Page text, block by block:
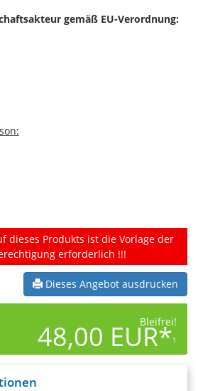
gemäß EU-Verordnung:
dieses Produkts ist die Vorlage der
erforderlich !!!
Dieses Angebot ausdrucken
Bleifrei!
48,00 EUR*1